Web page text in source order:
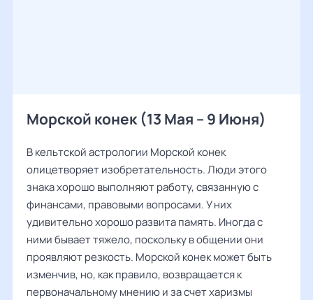
Морской конек (13 Мая – 9 Июня)
В кельтской астрологии Морской конек
олицетворяет изобретательность. Люди этого
знака хорошо выполняют работу, связанную с
финансами, правовыми вопросами. У них
удивительно хорошо развита память. Иногда с
ними бывает тяжело, поскольку в общении они
проявляют резкость. Морской конек может быть
изменчив, но, как правило, возвращается к
первоначальному мнению и за счет харизмы